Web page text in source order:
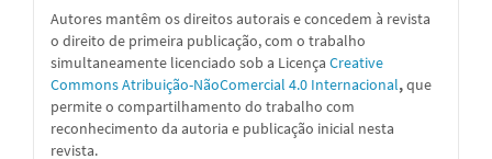
Autores mantêm os direitos autorais e concedem à revista
o direito de primeira publicação, com o trabalho
simultaneamente licenciado sob a Licença Creative
Commons Atribuição-NãoComercial 4.0 Internacional,que
permite o compartilhamento do trabalho com
reconhecimento da autoria e publicação inicial nesta
revista.